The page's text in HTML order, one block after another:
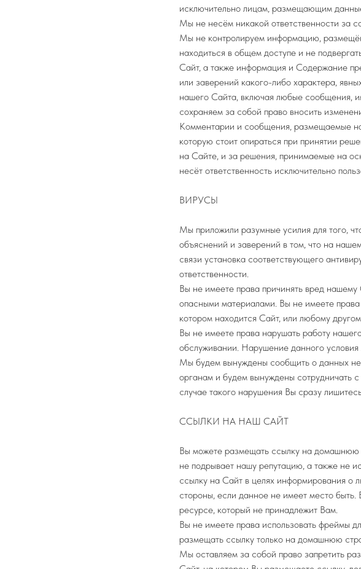
исключительно лицам, размещающим
Мы не несём никакой ответственности за
Мы не контролируем информацию,
находиться в общем доступе и не
Сайт, а также информация и Содержание
или заверений какого-либо характера,
нашего Сайта, включая любые сообщения,
сохраняем за собой право вносить
Комментарии и сообщения, размещаемые
которую стоит опираться при принятии
на Сайте, и за решения, принимаемые на
несёт ответственность исключительно
ВИРУСЫ
Мы приложили разумные усилия для того,
объяснений и заверений в том, что на
связи установка соответствующего
ответственности.
Вы не имеете права причинять вред
опасными материалами. Вы не имеете
котором находится Сайт, или любому
Вы не имеете права нарушать работу
обслуживании. Нарушение данного условия
Мы будем вынуждены сообщить о данных
органам и будем вынуждены сотрудничать
случае такого нарушения Вы сразу
ССЫЛКИ НА НАШ САЙТ
Вы можете размещать ссылку на домашнюю
не подрывает нашу репутацию, а также не
ссылку на Сайт в целях информирования о
стороны, если данное не имеет место
ресурсе, который не принадлежит Вам.
Вы не имеете права использовать фреймы
размещать ссылку только на домашнюю
Мы оставляем за собой право запретить